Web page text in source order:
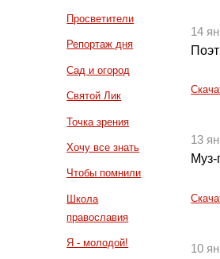
Просветители
Репортаж дня
Сад и огород
Святой Лик
Точка зрения
Хочу все знать
Чтобы помнили
Школа
православия
Я - молодой!
14
13
Муз-
10